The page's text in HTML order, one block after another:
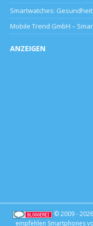
Smartwatches:
Mobile Trend GmbH –
ANZEIGEN
© 2009 - 2026
empfehlen Smartphones